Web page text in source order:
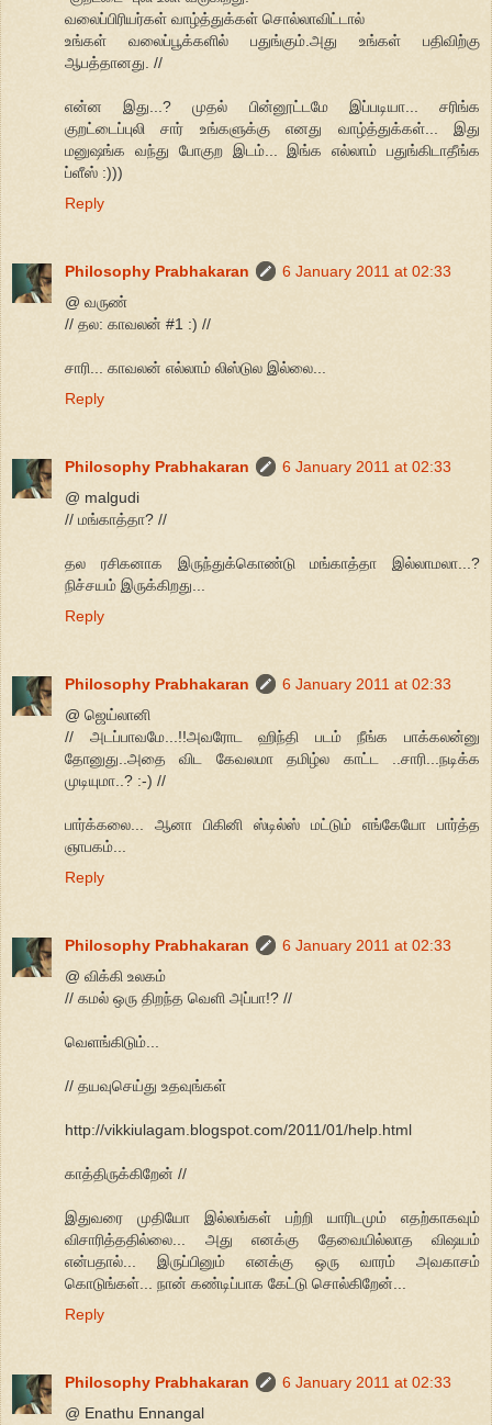
வலைப்பிரியர்கள் வாழ்த்துக்கள் சொல்லாவிட்டால்
உங்கள் வலைப்பூக்களில் பதுங்கும்.அது உங்கள் பதிவிற்கு
ஆபத்தானது. //
என்ன இது...? முதல் பின்னூட்டமே இப்படியா... சரிங்க
குறட்டைப்புலி சார் உங்களுக்கு எனது வாழ்த்துக்கள்... இது
மனுஷங்க வந்து போகுற இடம்... இங்க எல்லாம் பதுங்கிடாதீங்க
ப்ளீஸ் :)))
Reply
Philosophy Prabhakaran
6 January 2011 at 02:33
@ வருண்
// தல: காவலன் #1 :) //
சாரி... காவலன் எல்லாம் லிஸ்டுல இல்லை...
Reply
Philosophy Prabhakaran
6 January 2011 at 02:33
@ malgudi
// மங்காத்தா? //
தல ரசிகனாக இருந்துக்கொண்டு மங்காத்தா இல்லாமலா...?
நிச்சயம் இருக்கிறது...
Reply
Philosophy Prabhakaran
6 January 2011 at 02:33
@ ஜெய்லானி
// அடப்பாவமே...!!அவரோட ஹிந்தி படம் நீங்க பாக்கலன்னு
தோனுது..அதை விட கேவலமா தமிழ்ல காட்ட ..சாரி...நடிக்க
முடியுமா..? :-) //
பார்க்கலை... ஆனா பிகினி ஸ்டில்ஸ் மட்டும் எங்கேயோ பார்த்த
ஞாபகம்...
Reply
Philosophy Prabhakaran
6 January 2011 at 02:33
@ விக்கி உலகம்
// கமல் ஒரு திறந்த வெளி அப்பா!? //
வெளங்கிடும்...
// தயவுசெய்து உதவுங்கள்
http://vikkiulagam.blogspot.com/2011/01/help.html
காத்திருக்கிறேன் //
இதுவரை முதியோ இல்லங்கள் பற்றி யாரிடமும் எதற்காகவும்
விசாரித்ததில்லை... அது எனக்கு தேவையில்லாத விஷயம்
என்பதால்... இருப்பினும் எனக்கு ஒரு வாரம் அவகாசம்
கொடுங்கள்... நான் கண்டிப்பாக கேட்டு சொல்கிறேன்...
Reply
Philosophy Prabhakaran
6 January 2011 at 02:33
@ Enathu Ennangal